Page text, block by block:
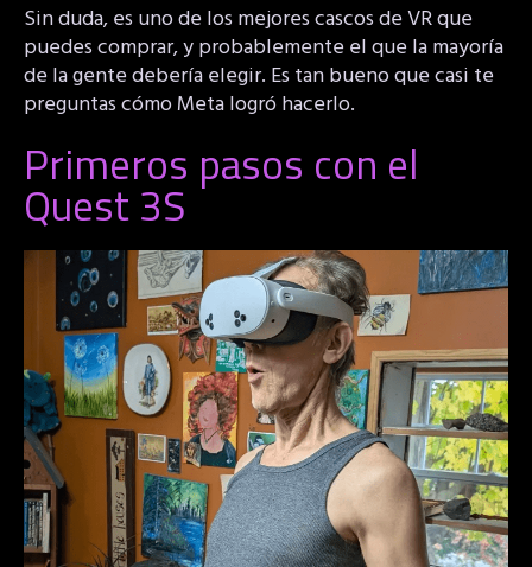
Sin duda, es uno de los mejores cascos de VR que
puedes comprar, y probablemente el que la mayoría
de la gente debería elegir. Es tan bueno que casi te
preguntas cómo Meta logró hacerlo.
Primeros pasos con el
Quest 3S